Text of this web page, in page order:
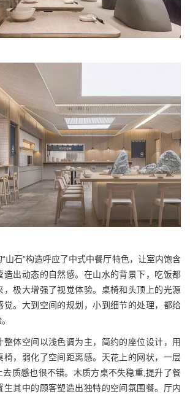
山石”构造呼应了中式中餐厅特色，让室内饱含
造出动态的自然感。在山水的背景下，吃饭都
，极大增强了视觉体验。桌椅和头顶上的光源
觉。大到空间的规划，小到细节的处理，都给
整体空间以浅色调为主，简约的座位设计，用
椅，弱化了空间距离感。天花上的网状，一层
去质感也很不错。木质方桌不失稳重,提升了餐
生其中的顾客塑造出独特的空间氛围餐。厅内